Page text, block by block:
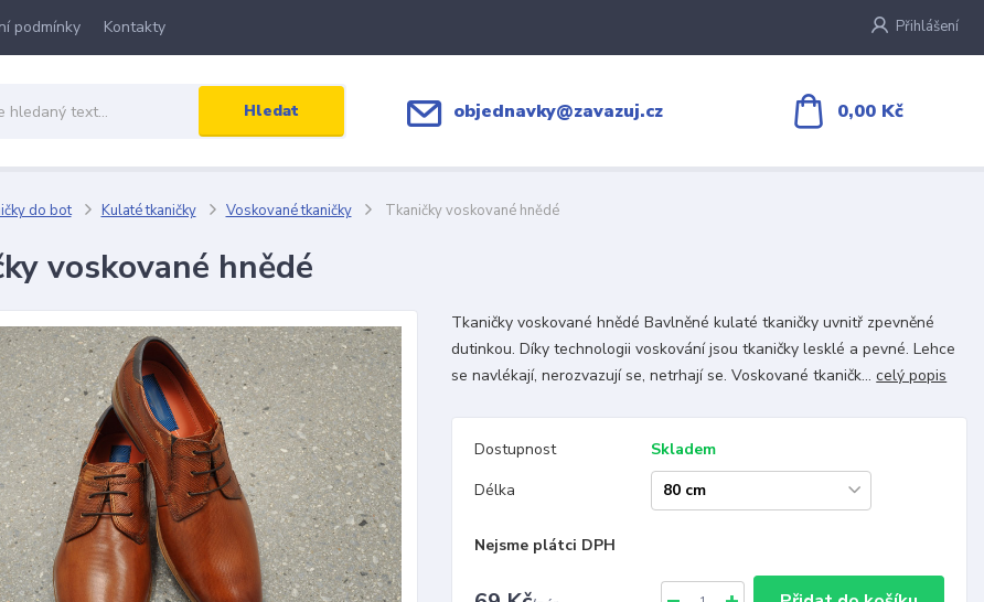
podmínky Kontakty Přihlášení
Hledat objednavky@zavazuj.cz 0,00 Kč
do bot Kulaté tkaničky Voskované tkaničky Tkaničky voskované hnědé
voskované hnědé
Tkaničky voskované hnědé Bavlněné kulaté tkaničky uvnitř zpevněné
dutinkou. Díky technologii voskování jsou tkaničky lesklé a pevné. Lehce
se navlékají, nerozvazují se, netrhají se. Voskované tkaničk...celý popis
Dostupnost
Skladem
Délka
Nejsme plátci DPH